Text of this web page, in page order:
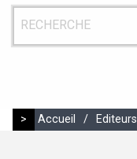
> Accueil / Editeurs